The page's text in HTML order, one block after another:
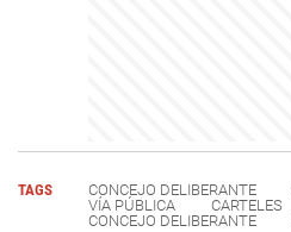
TAGS CONCEJO DELIBERANTE
VÍA PÚBLICA
CARTELES
CONCEJO DELIBERANTE